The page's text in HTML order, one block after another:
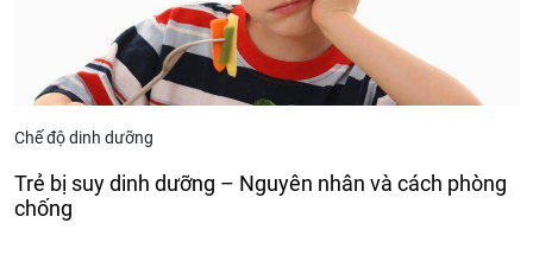
Chế độ dinh dưỡng
Trẻ bị suy dinh dưỡng – Nguyên nhân và cách phòng
chống